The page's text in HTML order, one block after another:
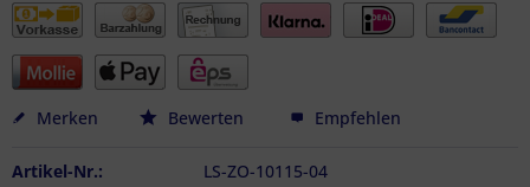
Merken Bewerten Empfehlen
Artikel-Nr.:
LS-ZO-10115-04